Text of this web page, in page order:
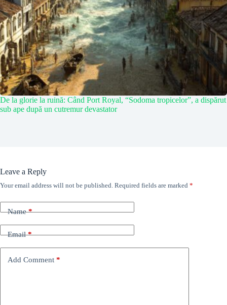
De la glorie la ruină: Când Port Royal, “Sodoma tropicelor”, a dispărut
sub ape după un cutremur devastator
Leave a Reply
Your email address will not be published. Required fields are marked *
Name*
Email*
Add Comment *